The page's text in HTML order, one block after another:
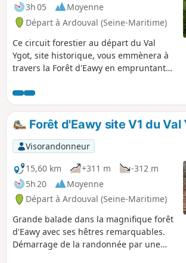
3h 05
Moyenne
Départ à Ardouval (Seine-Maritime)
Ce circuit forestier au départ du Val
Ygot, site historique, vous emmènera à
travers la Forêt d'Eawy en empruntant
Forêt d'Eawy site V1 du Val
Visorandonneur
15,60 km
+311 m
-312 m
5h 20
Moyenne
Départ à Ardouval (Seine-Maritime)
Grande balade dans la magnifique forêt
d'Eawy avec ses hêtres remarquables.
Démarrage de la randonnée par une